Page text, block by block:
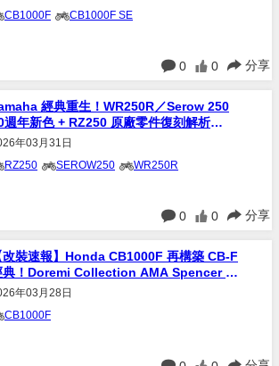
0 0 分享
經典重生！WR250R／Serow 250
週年新色 + RZ250 原廠零件復刻解析
2026 東京摩托車展】
年03月31日
0 0 分享
改裝速報】Honda CB1000F 再構築 CB-F
典！Doremi Collection AMA Spencer 規
完整解析
年03月28日
0 0 分享